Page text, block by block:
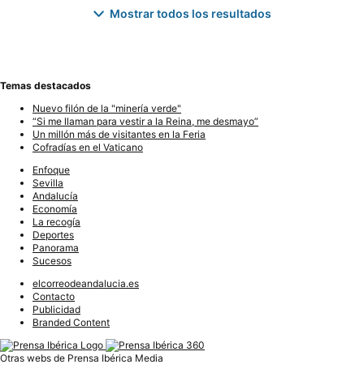
Mostrar todos los resultados
Temas destacados
Nuevo filón de la "minería verde"
“Si me llaman para vestir a la Reina, me desmayo”
Un millón más de visitantes en la Feria
Cofradías en el Vaticano
Enfoque
Sevilla
Andalucía
Economía
La recogía
Deportes
Panorama
Sucesos
elcorreodeandalucia.es
Contacto
Publicidad
Branded Content
Otras webs de Prensa Ibérica Media